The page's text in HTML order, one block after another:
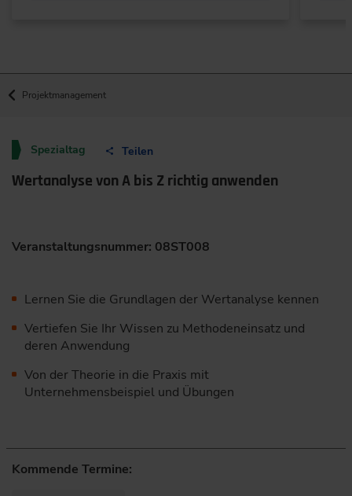
Projektmanagement
Spezialtag Teilen
Wertanalyse von A bis Z richtig anwenden
Veranstaltungsnummer: 08ST008
Lernen Sie die Grundlagen der Wertanalyse kennen
Vertiefen Sie Ihr Wissen zu Methodeneinsatz und
deren Anwendung
Von der Theorie in die Praxis mit
Unternehmensbeispiel und Übungen
Kommende Termine: